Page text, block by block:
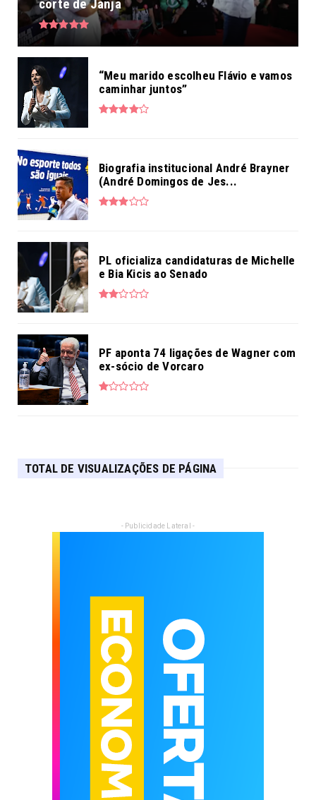
corte de Janja
“Meu marido escolheu Flávio e vamos
caminhar juntos”
Biografia institucional André Brayner
(André Domingos de Jes...
PL oficializa candidaturas de Michelle
e Bia Kicis ao Senado
PF aponta 74 ligações de Wagner com
ex-sócio de Vorcaro
TOTAL DE VISUALIZAÇÕES DE PÁGINA
- Publicidade Lateral -